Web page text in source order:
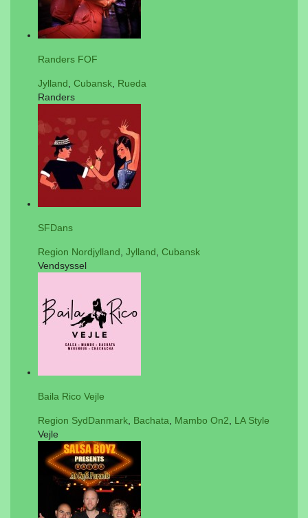
Randers FOF
Jylland Cubansk Rueda
Randers
SFDans
Region Nordjylland Jylland Cubansk
Vendsyssel
Baila Rico Vejle
Region SydDanmark Bachata Mambo On2
LA Style
Vejle